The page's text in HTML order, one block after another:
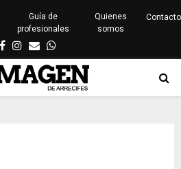
Guía de
profesionales
Quienes
somos
Contacto
Facebook
Instagram
EmailWhatsapp